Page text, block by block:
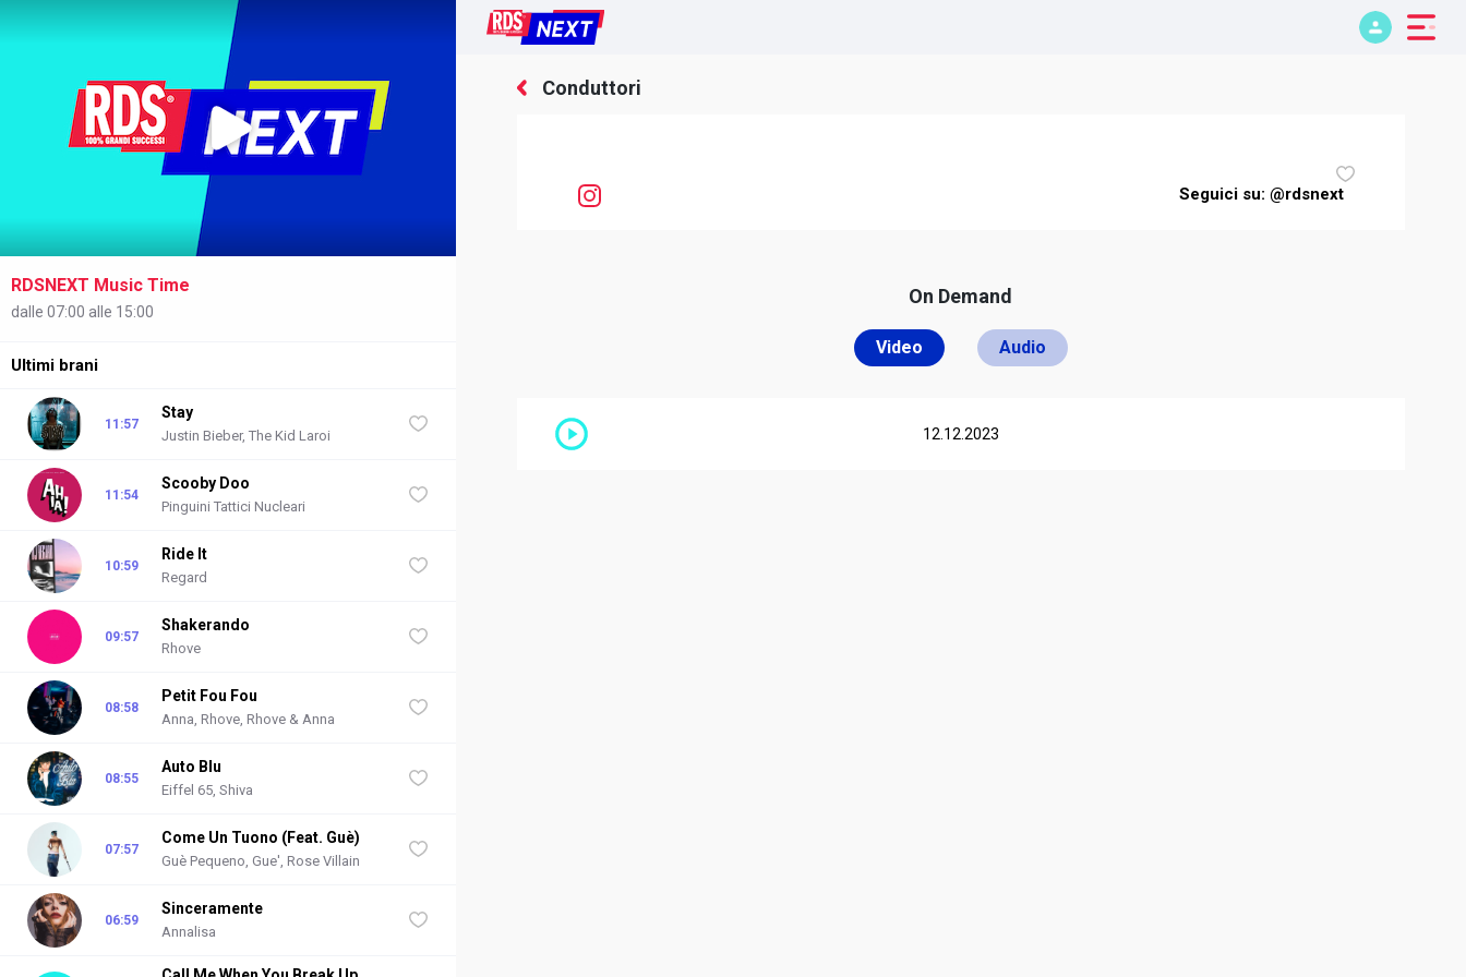
RDSNEXT Music Time
dalle 07:00 alle 15:00
Ultimi brani
11:57
Stay
Justin Bieber, The Kid Laroi
11:54
Scooby Doo
Pinguini Tattici Nucleari
10:59
Ride It
Regard
09:57
Shakerando
Rhove
08:58
Petit Fou Fou
Anna, Rhove, Rhove & Anna
08:55
Auto Blu
Eiffel 65, Shiva
07:57
Come Un Tuono (Feat. Guè)
Guè Pequeno, Gue', Rose Villain
06:59
Sinceramente
Annalisa
Conduttori
Seguici su: @rdsnext
On Demand
Video Audio
12.12.2023